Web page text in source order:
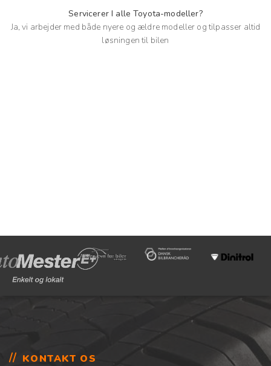
Servicerer I alle Toyota-modeller?
Ja, vi arbejder med både nyere og ældre modeller og tilpasser altid
løsningen til bilen
KONTAKT OS